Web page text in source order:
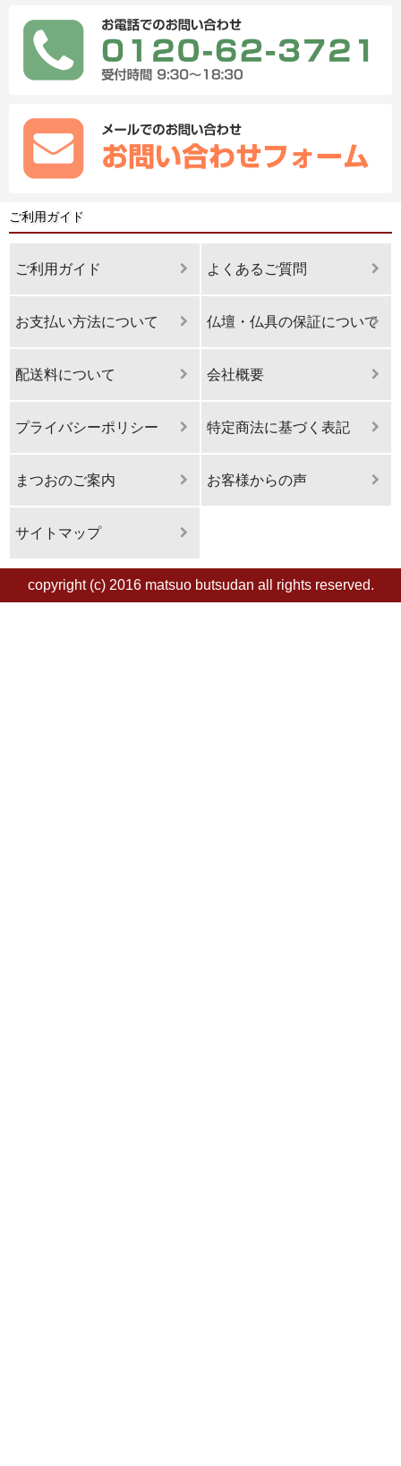
ご利用ガイド
ご利用ガイド よくあるご質問
お支払い方法について 仏壇・仏具の保証について
配送料について 会社概要
プライバシーポリシー 特定商法に基づく表記
まつおのご案内 お客様からの声
サイトマップ
copyright (c) 2016 matsuo butsudan all rights reserved.